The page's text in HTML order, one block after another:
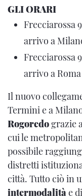
GLI ORARI
Frecciarossa
arrivo a
Frecciarossa
arrivo a
Il nuovo
Termini e a
Rogoredograzie
cui le
possibile
distretti
città. Tutto ciò in
intermodalitàe